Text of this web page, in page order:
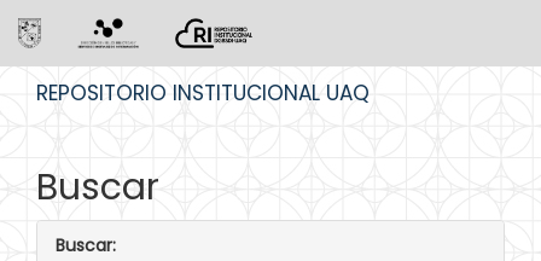
REPOSITORIO INSTITUCIONAL UAQ
Buscar
Buscar: